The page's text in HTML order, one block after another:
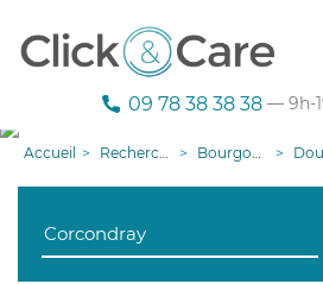
09 78 38 38 38 — 9h-
Accueil Recherche aide à domicile Bourgogne-Franche-Comté